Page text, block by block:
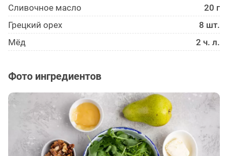
Сливочное масло
20 г
Грецкий орех
8 шт.
Мёд
2 ч. л.
Фото ингредиентов